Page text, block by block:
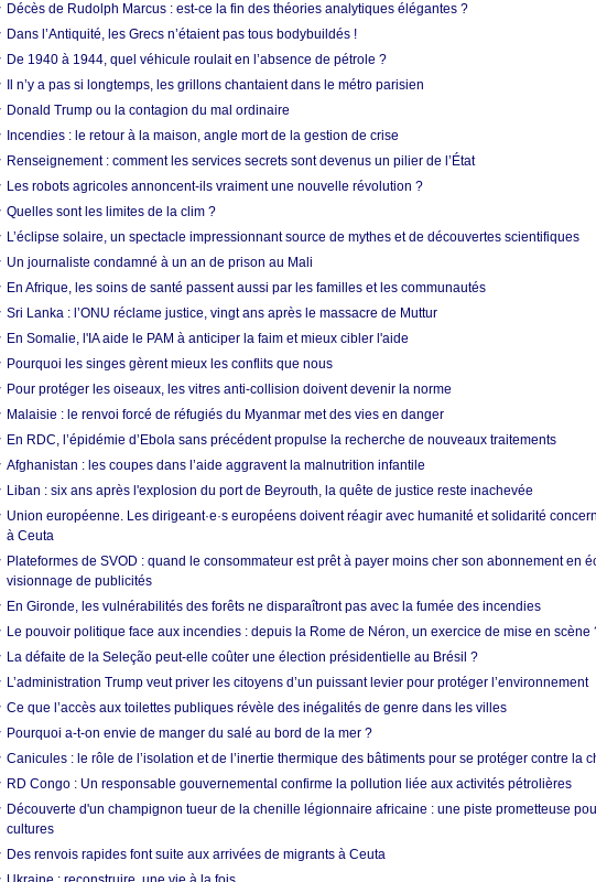
Décès de Rudolph Marcus : est-ce la fin des théories analytiques élégantes ?
Dans l’Antiquité, les Grecs n’étaient pas tous bodybuildés !
De 1940 à 1944, quel véhicule roulait en l’absence de pétrole ?
Il n’y a pas si longtemps, les grillons chantaient dans le métro parisien
Donald Trump ou la contagion du mal ordinaire
Incendies : le retour à la maison, angle mort de la gestion de crise
Renseignement : comment les services secrets sont devenus un pilier de l’État
Les robots agricoles annoncent-ils vraiment une nouvelle révolution ?
Quelles sont les limites de la clim ?
L’éclipse solaire, un spectacle impressionnant source de mythes et de découvertes scientifiques
Un journaliste condamné à un an de prison au Mali
En Afrique, les soins de santé passent aussi par les familles et les communautés
Sri Lanka : l’ONU réclame justice, vingt ans après le massacre de Muttur
En Somalie, l'IA aide le PAM à anticiper la faim et mieux cibler l'aide
Pourquoi les singes gèrent mieux les conflits que nous
Pour protéger les oiseaux, les vitres anti-collision doivent devenir la norme
Malaisie : le renvoi forcé de réfugiés du Myanmar met des vies en danger
En RDC, l’épidémie d’Ebola sans précédent propulse la recherche de nouveaux traitements
Afghanistan : les coupes dans l’aide aggravent la malnutrition infantile
Liban : six ans après l'explosion du port de Beyrouth, la quête de justice reste inachevée
Union européenne. Les dirigeant·e·s européens doivent réagir avec humanité et solidarité
à Ceuta
Plateformes de SVOD : quand le consommateur est prêt à payer moins cher son abonnement en
visionnage de publicités
En Gironde, les vulnérabilités des forêts ne disparaîtront pas avec la fumée des incendies
Le pouvoir politique face aux incendies : depuis la Rome de Néron, un exercice de mise en scène
La défaite de la Seleção peut-elle coûter une élection présidentielle au Brésil ?
L’administration Trump veut priver les citoyens d’un puissant levier pour protéger l’environnement
Ce que l’accès aux toilettes publiques révèle des inégalités de genre dans les villes
Pourquoi a-t-on envie de manger du salé au bord de la mer ?
Canicules : le rôle de l’isolation et de l’inertie thermique des bâtiments pour se protéger contre la
RD Congo : Un responsable gouvernemental confirme la pollution liée aux activités pétrolières
Découverte d'un champignon tueur de la chenille légionnaire africaine : une piste prometteuse
cultures
Des renvois rapides font suite aux arrivées de migrants à Ceuta